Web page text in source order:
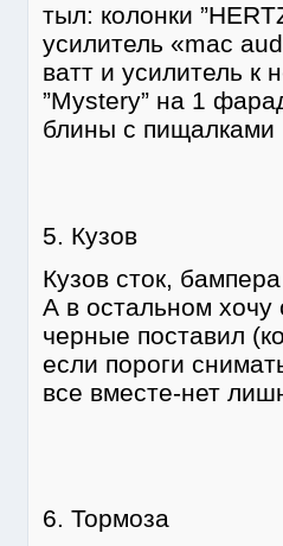
тыл: колонки
усилитель «mac
ватт и усилитель к
”Mystery” на 1
блины с пищалками
5. Кузов
Кузов сток,
А в остальном хочу
черные поставил
если пороги
все вместе-нет
6. Тормоза